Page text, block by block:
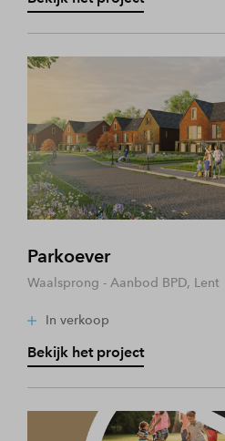
Parkoever
Waalsprong - Aanbod BPD, Lent
In verkoop
Bekijk het project